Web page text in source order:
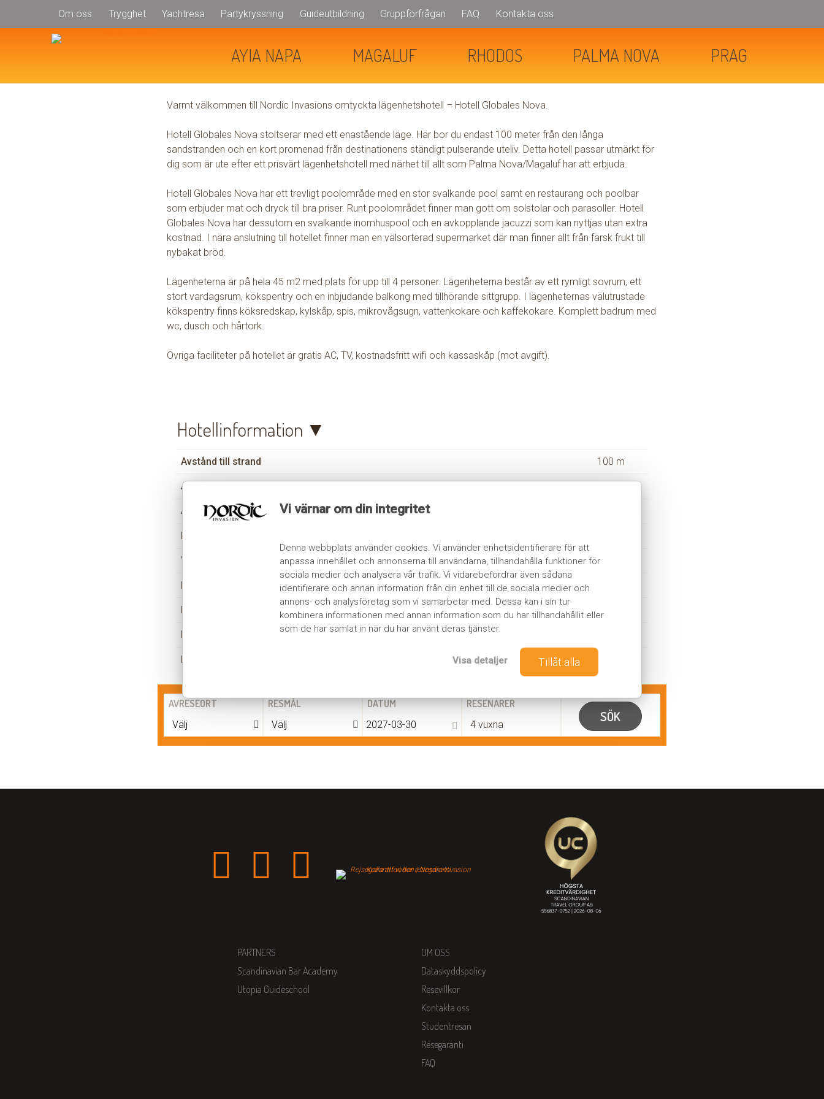
Vi värnar om din integritet
Denna webbplats använder cookies. Vi använder enhetsidentifierare för att
anpassa innehållet och annonserna till användarna, tillhandahålla funktioner för
sociala medier och analysera vår trafik. Vi vidarebefordrar även sådana
identifierare och annan information från din enhet till de sociala medier och
annons- och analysföretag som vi samarbetar med. Dessa kan i sin tur
kombinera informationen med annan information som du har tillhandahållit eller
som de har samlat in när du har använt deras tjänster.
Visa detaljer Tillåt alla
Om oss Trygghet Yachtresa Partykryssning Guideutbildning Gruppförfrågan FAQ Kontakta oss
AYIA NAPA MAGALUF RHODOS PALMA NOVA PRAG
GLOBALES NOVA
GLOBALES NOVA★★★
Varmt välkommen till Nordic Invasions omtyckta lägenhetshotell – Hotell Globales Nova.
Hotell Globales Nova stoltserar med ett enastående läge. Här bor du endast 100 meter från den långa
sandstranden och en kort promenad från destinationens ständigt pulserande uteliv. Detta hotell passar utmärkt för
dig som är ute efter ett prisvärt lägenhetshotell med närhet till allt som Palma Nova/Magaluf har att erbjuda.
Hotell Globales Nova har ett trevligt poolområde med en stor svalkande pool samt en restaurang och poolbar
som erbjuder mat och dryck till bra priser. Runt poolområdet finner man gott om solstolar och parasoller. Hotell
Globales Nova har dessutom en svalkande inomhuspool och en avkopplande jacuzzi som kan nyttjas utan extra
kostnad. I nära anslutning till hotellet finner man en välsorterad supermarket där man finner allt från färsk frukt till
nybakat bröd.
Lägenheterna är på hela 45 m2 med plats för upp till 4 personer. Lägenheterna består av ett rymligt sovrum, ett
stort vardagsrum, kökspentry och en inbjudande balkong med tillhörande sittgrupp. I lägenheternas välutrustade
kökspentry finns köksredskap, kylskåp, spis, mikrovågsugn, vattenkokare och kaffekokare. Komplett badrum med
wc, dusch och hårtork.
Övriga faciliteter på hotellet är gratis AC, TV, kostnadsfritt wifi och kassaskåp (mot avgift).
Hotellinformation
Avstånd till strand 100 m
Avstånd till uteliv
Air conditioning
Pool
WiFi
Bar
Balkong
Kassaskåp
PARTNERS
Scandinavian Bar Academy
Utopia Guideschool
OM OSS
Dataskyddspolicy
Resevillkor
Kontakta oss
Studentresan
Resegaranti
FAQ